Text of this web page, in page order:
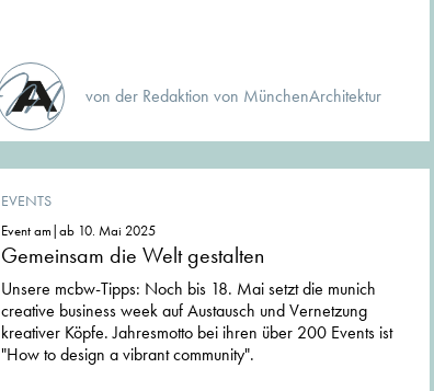
von der Redaktion von MünchenArchitektur
EVENTS
Event am|ab 10. Mai 2025
Gemeinsam die Welt gestalten
Unsere mcbw-Tipps: Noch bis 18. Mai setzt die munich
creative business week auf Austausch und Vernetzung
kreativer Köpfe. Jahresmotto bei ihren über 200 Events ist
"How to design a vibrant community".